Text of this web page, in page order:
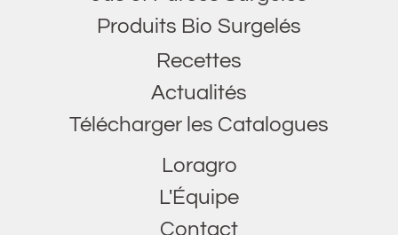
Produits Bio Surgelés
Recettes
Actualités
Télécharger les Catalogues
Loragro
L'Équipe
Contact